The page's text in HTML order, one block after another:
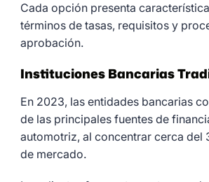
Cada opción presenta
términos de tasas, requisitos y
aprobación.
Instituciones Bancarias
En 2023, las entidades bancarias
de las principales fuentes de
automotriz, al concentrar cerca del
de mercado.